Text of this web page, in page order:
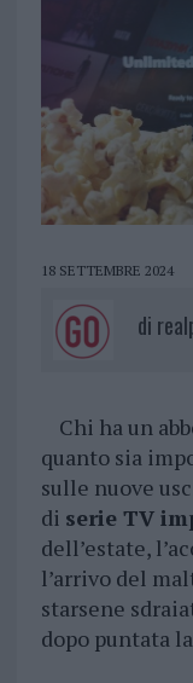
18 SETTEMBRE 2024
di
Chi ha un
quanto sia
sulle nuove
di serie TV
dell’estate,
l’arrivo del
starsene
dopo puntata